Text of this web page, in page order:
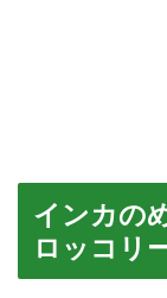
インカの
ロッコリ